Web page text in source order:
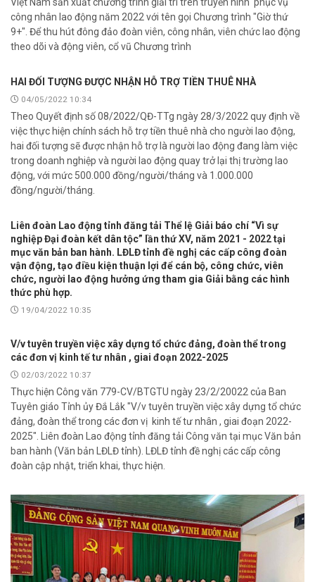
công nhân lao động năm 2022 với tên gọi Chương trình "Giờ thứ
9+". Để thu hút đông đảo đoàn viên, công nhân, viên chức lao động
theo dõi và động viên, cổ vũ Chương trình
HAI ĐỐI TƯỢNG ĐƯỢC NHẬN HỖ TRỢ TIỀN THUÊ NHÀ
04/05/2022 10:34
Theo Quyết định số 08/2022/QĐ-TTg ngày 28/3/2022 quy định về
việc thực hiện chính sách hỗ trợ tiền thuê nhà cho người lao động,
hai đối tượng sẽ được nhận hỗ trợ là người lao động đang làm việc
trong doanh nghiệp và người lao động quay trở lại thị trường lao
động, với mức 500.000 đồng/người/tháng và 1.000.000
đồng/người/tháng.
Liên đoàn Lao động tỉnh đăng tải Thể lệ Giải báo chí “Vì sự
nghiệp Đại đoàn kết dân tộc” lần thứ XV, năm 2021 - 2022 tại
mục văn bản ban hành. LĐLĐ tỉnh đề nghị các cấp công đoàn
vận động, tạo điều kiện thuận lợi để cán bộ, công chức, viên
chức, người lao động hưởng ứng tham gia Giải bằng các hình
thức phù hợp.
19/04/2022 10:35
V/v tuyên truyền việc xây dựng tổ chức đảng, đoàn thể trong
các đơn vị kinh tế tư nhân , giai đoạn 2022-2025
02/03/2022 10:37
Thực hiện Công văn 779-CV/BTGTU ngày 23/2/20022 của Ban
Tuyên giáo Tỉnh ủy Đắ Lắk "V/v tuyên truyền việc xây dựng tổ chức
đảng, đoàn thể trong các đơn vị kinh tế tư nhân , giai đoạn 2022-
2025". Liên đoàn Lao động tỉnh đăng tải Công văn tại mục Văn bản
ban hành (Văn bản LĐLĐ tỉnh). LĐLĐ tỉnh đề nghị các cấp công
đoàn cập nhật, triển khai, thực hiện.